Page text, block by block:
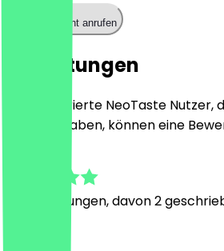
Restaurant anrufen
Bewertungen
Nur registrierte NeoTaste Nutzer,
besucht haben, können eine
Bewertungen, davon 2